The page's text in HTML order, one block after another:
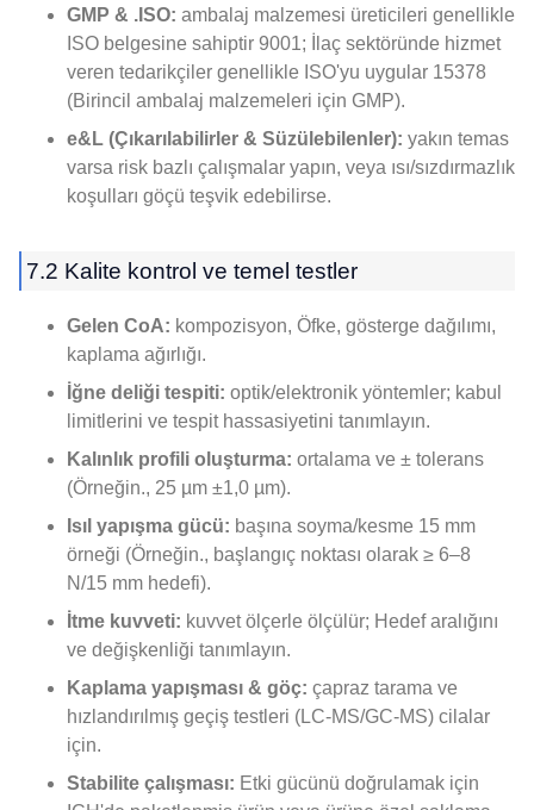
GMP & .ISO: ambalaj malzemesi üreticileri genellikle
ISO belgesine sahiptir 9001; İlaç sektöründe hizmet
veren tedarikçiler genellikle ISO'yu uygular 15378
(Birincil ambalaj malzemeleri için GMP).
e&L (Çıkarılabilirler & Süzülebilenler): yakın temas
varsa risk bazlı çalışmalar yapın, veya ısı/sızdırmazlık
koşulları göçü teşvik edebilirse.
7.2 Kalite kontrol ve temel testler
Gelen CoA: kompozisyon, Öfke, gösterge dağılımı,
kaplama ağırlığı.
İğne deliği tespiti: optik/elektronik yöntemler; kabul
limitlerini ve tespit hassasiyetini tanımlayın.
Kalınlık profili oluşturma: ortalama ve ± tolerans
(Örneğin., 25 µm ±1,0 µm).
Isıl yapışma gücü: başına soyma/kesme 15 mm
örneği (Örneğin., başlangıç ​​noktası olarak ≥ 6–8
N/15 mm hedefi).
İtme kuvveti: kuvvet ölçerle ölçülür; Hedef aralığını
ve değişkenliği tanımlayın.
Kaplama yapışması & göç: çapraz tarama ve
hızlandırılmış geçiş testleri (LC-MS/GC-MS) cilalar
için.
Stabilite çalışması: Etki gücünü doğrulamak için